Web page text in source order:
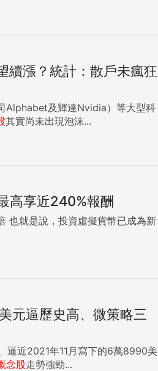
續漲？統計：散戶未瘋狂
及輝達Nvidia）等大型科
其實尚未出現泡沫...
高享近240%報酬
新
元逼歷史高、微策略三
逼近2021年11月寫下的6萬8990美
念股走勢強勁...